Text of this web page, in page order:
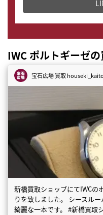
IWC ポルトギーゼ
宝石広場 買取
新橋買取ショップにてIWCの
りを致しました。 シースル
綺麗な一本です。 #新橋買取